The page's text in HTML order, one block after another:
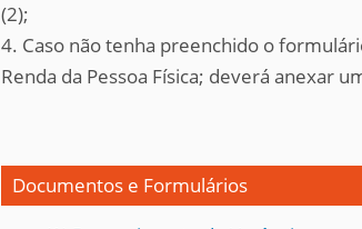
(2);
4. Caso não tenha preenchido o
Renda da Pessoa Física; deverá anexar
Documentos e Formulários